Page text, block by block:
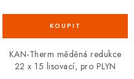
KAN-Therm měděná redukce
22 x 15 lisovací, pro PLYN